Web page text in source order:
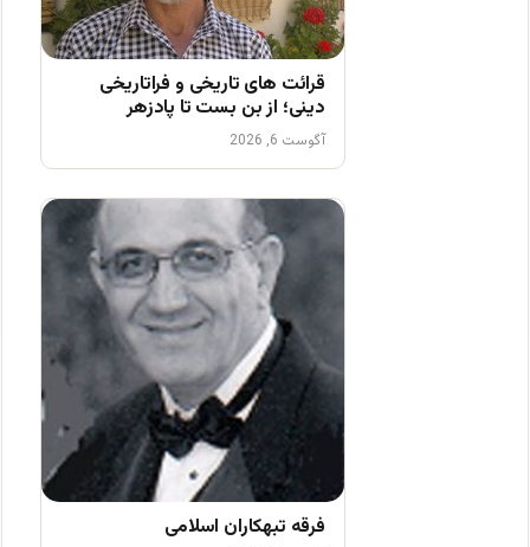
قرائت های تاریخی و فراتاریخی
دینی؛ از بن بست تا پادزهر
آگوست 6, 2026
فرقه تبهکاران اسلامی